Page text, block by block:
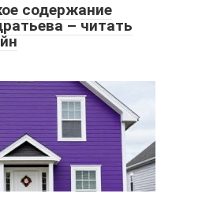
содержание
– читать